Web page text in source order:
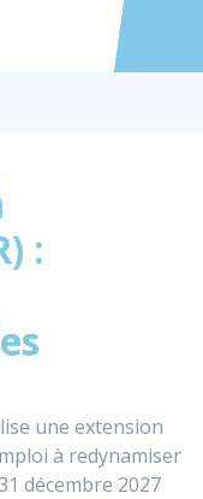
Accéder
:
une extension
à redynamiser
décembre 2027